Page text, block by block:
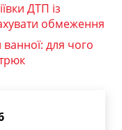
ДТП із
обмеження
для чого